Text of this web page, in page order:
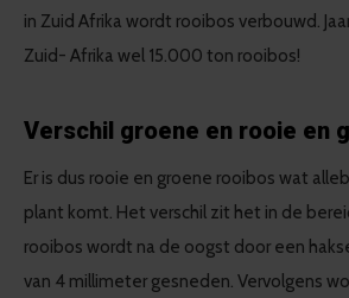
in Zuid Afrika wordt rooibos verbouwd.
Zuid- Afrika wel 15.000 ton rooibos!
Verschil groene en rooie en
Er is dus rooie en groene rooibos wat
plant komt. Het verschil zit het in de
rooibos wordt na de oogst door een
van 4 millimeter gesneden. Vervolgens